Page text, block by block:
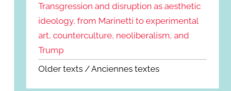
Transgression and disruption as aesthetic
ideology, from Marinetti to experimental
art, counterculture, neoliberalism, and
Trump
Older texts / Anciennes textes